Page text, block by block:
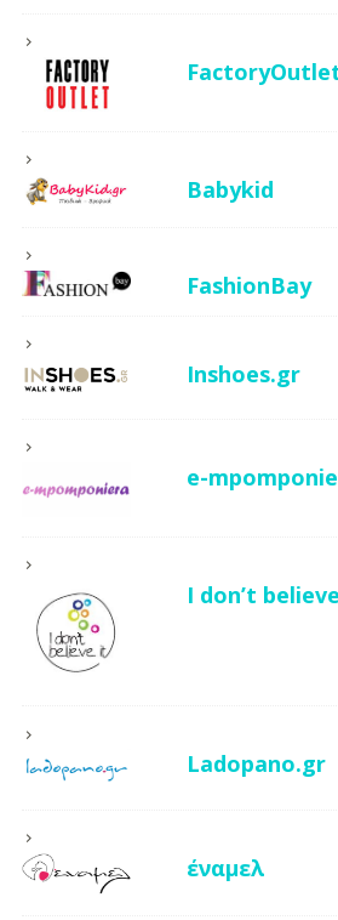
Babykid
FashionBay
Inshoes.gr
e-
I don’t
Ladopano.gr
έναμελ